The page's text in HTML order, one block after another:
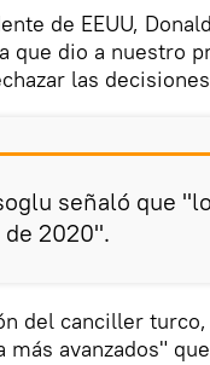
de EEUU,
que dio a nuestro
las
señaló que
2020".
del canciller
más avanzados"